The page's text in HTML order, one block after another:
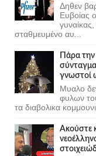
Δηθεν
Ευβοίας
σταθμευμένο αυ...
Πάρα την
γνωστοί
Μυαλο
φυλων
τα διαβολικα
Ακούστε